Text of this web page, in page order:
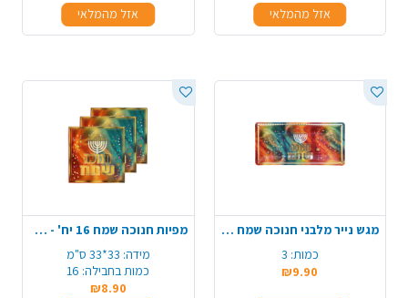
אזל מהמלאי אזל מהמלאי
מגש נייר מלבני חנוכה שמח 3 יח' - צבעוני
כמות: 3
₪9.90
מפיות חנוכה שמח 16 יח' - צבעוני
מידה: 33*33 ס"מ
כמות בחבילה: 16
₪8.90